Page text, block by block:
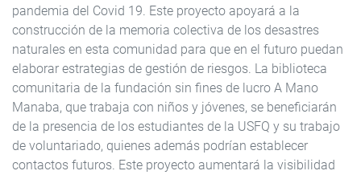
pandemia del Covid 19. Este proyecto apoyará a la
construcción de la memoria colectiva de los desastres
naturales en esta comunidad para que en el futuro puedan
elaborar estrategias de gestión de riesgos. La biblioteca
comunitaria de la fundación sin fines de lucro A Mano
Manaba, que trabaja con niños y jóvenes, se beneficiarán
de la presencia de los estudiantes de la USFQ y su trabajo
de voluntariado, quienes además podrían establecer
contactos futuros. Este proyecto aumentará la visibilidad